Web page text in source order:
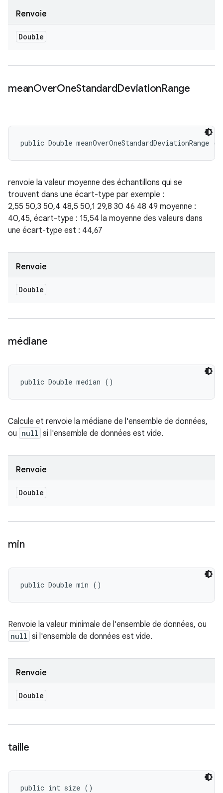
Renvoie
Double
meanOverOneStandardDeviationRange
public Double meanOverOneStandardDeviationRange ()
renvoie la valeur moyenne des échantillons qui se
trouvent dans une écart-type par exemple :
2,55 50,3 50,4 48,5 50,1 29,8 30 46 48 49 moyenne :
40,45, écart-type : 15,54 la moyenne des valeurs dans
une écart-type est : 44,67
Renvoie
Double
médiane
public Double median ()
Calcule et renvoie la médiane de l'ensemble de données,
ou null si l'ensemble de données est vide.
Renvoie
Double
min
public Double min ()
Renvoie la valeur minimale de l'ensemble de données, ou
null si l'ensemble de données est vide.
Renvoie
Double
taille
public int size ()